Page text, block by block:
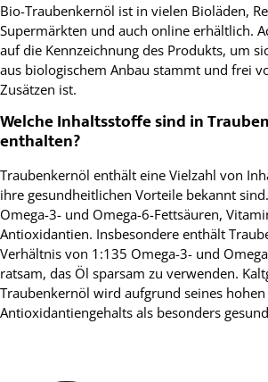
Bio-Traubenkernöl ist in vielen Bioläden,
Supermärkten und auch online erhältlich.
auf die Kennzeichnung des Produkts, um
aus biologischem Anbau stammt und frei
Zusätzen ist.
Welche Inhaltsstoffe sind in
enthalten?
Traubenkernöl enthält eine Vielzahl von
ihre gesundheitlichen Vorteile bekannt
Omega-3- und Omega-6-Fettsäuren,
Antioxidantien. Insbesondere enthält
Verhältnis von 1:135 Omega-3- und
ratsam, das Öl sparsam zu verwenden.
Traubenkernöl wird aufgrund seines hohen
Antioxidantiengehalts als besonders